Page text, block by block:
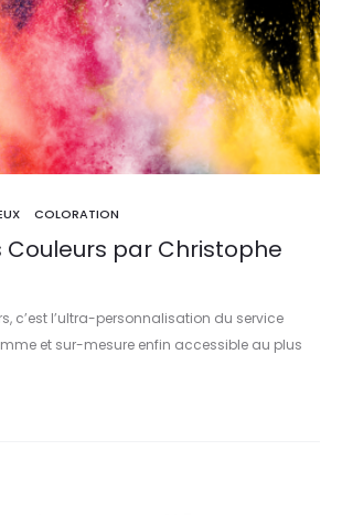
COLORATION
Couleurs par Christophe
c’est l’ultra-personnalisation du service
et sur-mesure enfin accessible au plus